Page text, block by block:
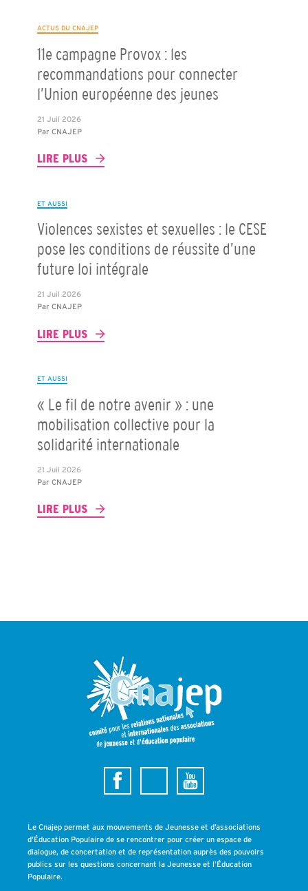
ACTUS DU CNAJEP
11e campagne Provox : les
recommandations pour connecter
l’Union européenne des jeunes
21 Juil 2026
Par CNAJEP
LIRE PLUS
ET AUSSI
Violences sexistes et sexuelles : le CESE
pose les conditions de réussite d’une
future loi intégrale
21 Juil 2026
Par CNAJEP
LIRE PLUS
ET AUSSI
« Le fil de notre avenir » : une
mobilisation collective pour la
solidarité internationale
21 Juil 2026
Par CNAJEP
LIRE PLUS
Le Cnajep permet aux mouvements de Jeunesse et d’associations
d’Éducation Populaire de se rencontrer pour créer un espace de
dialogue, de concertation et de représentation auprès des pouvoirs
publics sur les questions concernant la Jeunesse et l’Éducation
Populaire.